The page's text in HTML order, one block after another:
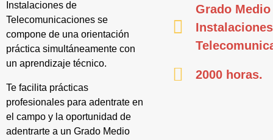
Instalaciones de
Telecomunicaciones se
compone de una orientación
práctica simultáneamente con
un aprendizaje técnico.
Te facilita prácticas
profesionales para adentrate en
el campo y la oportunidad de
adentrarte a un Grado Medio
Grado Medio
2000 horas.